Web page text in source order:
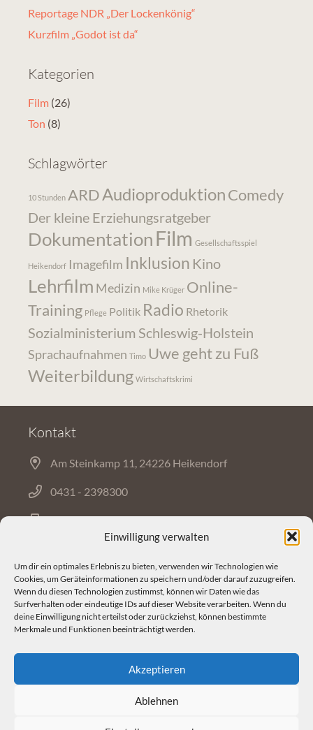
Einwilligung verwalten
Um dir ein optimales Erlebnis zu bieten, verwenden wir Technologien wie
Cookies, um Geräteinformationen zu speichern und/oder darauf zuzugreifen.
Wenn du diesen Technologien zustimmst, können wir Daten wie das
Surfverhalten oder eindeutige IDs auf dieser Website verarbeiten. Wenn du
deine Einwilligung nicht erteilst oder zurückziehst, können bestimmte
Merkmale und Funktionen beeinträchtigt werden.
Akzeptieren
Ablehnen
Reportage NDR „Der Lockenkönig“
Kurzfilm „Godot ist da“
Kategorien
Film (26)
Ton (8)
Schlagwörter
10 Stunden ARDAudioproduktionComedy
Der kleine Erziehungsratgeber
Dokumentation Film Gesellschaftsspiel
Heikendorf Imagefilm Inklusion Kino
Lehrfilm Medizin Mike Krüger Online-
Training Pflege Politik Radio Rhetorik
Sozialministerium Schleswig-Holstein
Sprachaufnahmen Timo Uwe geht zu Fuß
Weiterbildung Wirtschaftskrimi
Kontakt
Am Steinkamp 11, 24226 Heikendorf
0431 - 2398300
0431 - 2378213
Mail
Start ♦ Film ♦ Ton ♦ Über uns
© 2026 westerholt & gysenberg